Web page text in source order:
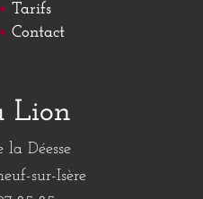
Tarifs
Contact
Lion
Déesse
sur-Isère